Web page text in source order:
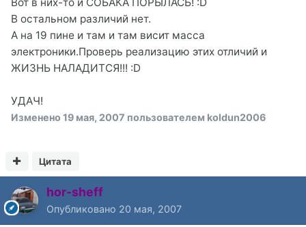
В остальном различий нет.
А на 19 пине и там и там висит масса
электроники.Проверь реализацию этих отличий и
ЖИЗНЬ НАЛАДИТСЯ!!! :D
УДАЧ!
Изменено 19 мая, 2007 пользователем koldun2006
Цитата
hor-sheff
Опубликовано 20 мая, 2007